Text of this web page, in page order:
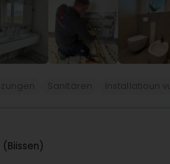
(Biissen)